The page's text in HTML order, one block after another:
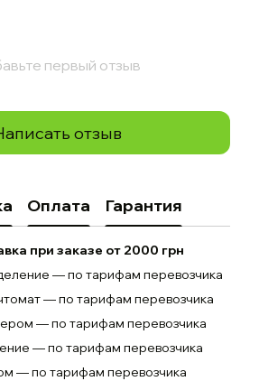
первый отзыв
отзыв
Оплата Гарантия
при заказе от 2000 грн
— по тарифам перевозчика
— по тарифам перевозчика
— по тарифам перевозчика
— по тарифам перевозчика
— по тарифам перевозчика